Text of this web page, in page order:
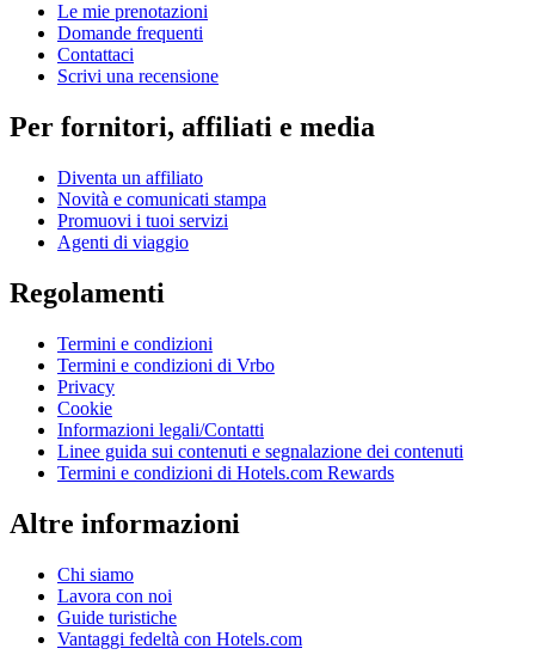
Le mie prenotazioni
Domande frequenti
Contattaci
Scrivi una recensione
Per fornitori, affiliati e media
Diventa un affiliato
Novità e comunicati stampa
Promuovi i tuoi servizi
Agenti di viaggio
Regolamenti
Termini e condizioni
Termini e condizioni di Vrbo
Privacy
Cookie
Informazioni legali/Contatti
Linee guida sui contenuti e segnalazione dei contenuti
Termini e condizioni di Hotels.com Rewards
Altre informazioni
Chi siamo
Lavora con noi
Guide turistiche
Vantaggi fedeltà con Hotels.com